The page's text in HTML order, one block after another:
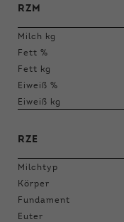
RZM
Milch kg
Fett %
Fett kg
Eiweiß %
Eiweiß kg
RZE
Milchtyp
Körper
Fundament
Euter